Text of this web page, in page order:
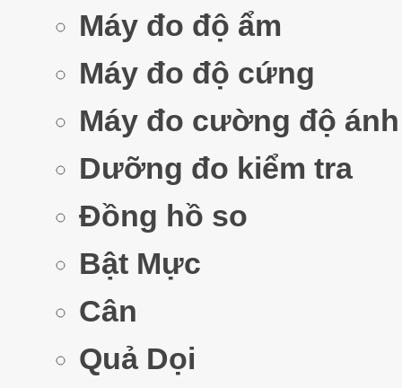
Máy đo độ ẩm
Máy đo độ cứng
Máy đo cường độ
Dưỡng đo kiểm tra
Đồng hồ so
Bật Mực
Cân
Quả Dọi